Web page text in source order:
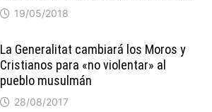
19/05/2018
La Generalitat cambiará los Moros y
Cristianos para «no violentar» al
pueblo musulmán
28/08/2017